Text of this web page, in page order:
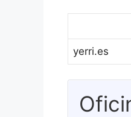
yerri.es